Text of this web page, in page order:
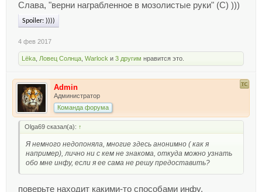
Слава, "верни награбленное в мозолистые руки" (С) )))
Spoiler: ))))
4 фев 2017
Lёka Ловец Солнца Warlock и 3 другим нравится это.
Admin
Администратор
Команда форума
Olga69 сказал(а): ↑
Я немного недопоняла, многие здесь анонимно ( как я
например), лично ни с кем не знакома, откуда можно узнать
обо мне инфу, если я ее сама не решу предоставить?
поверьте находит какими-то способами инфу.